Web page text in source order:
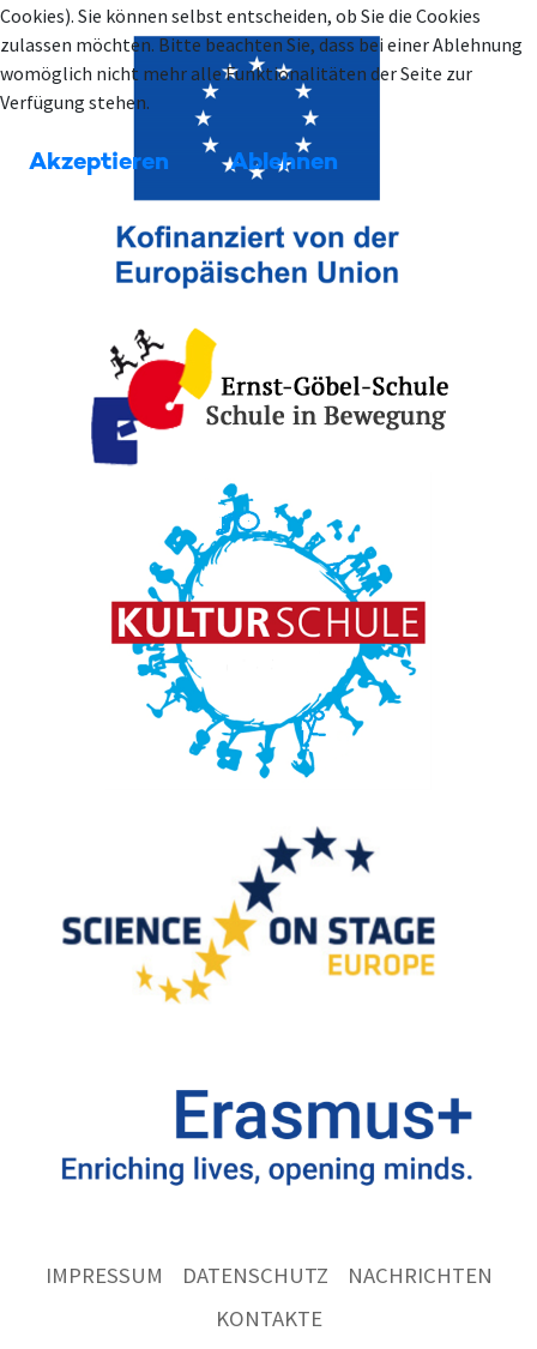
IMPRESSUM DATENSCHUTZ
NACHRICHTEN
KONTAKTE
Cookies). Sie können selbst entscheiden, ob Sie die Cookies
zulassen möchten. Bitte beachten Sie, dass bei einer Ablehnung
womöglich nicht mehr alle Funktionalitäten der Seite zur
Verfügung stehen.
Akzeptieren Ablehnen